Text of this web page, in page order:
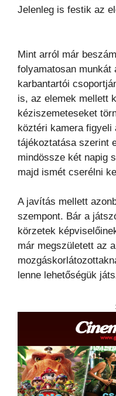
Jelenleg is festik az
Mint arról már
folyamatosan munkát
karbantartói
is, az elemek mellett
kéziszemeteseket
köztéri kamera figyeli
tájékoztatása szerint
mindössze két napig
majd ismét cserélni
A javítás mellett
szempont. Bár a
körzetek
már megszületett az
lenne lehetőségük